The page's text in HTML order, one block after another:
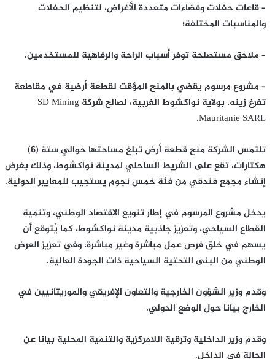
– قاعات حفلات وفضاءات متعددة الأغراض، لتنظيم الحفلات
والمناسبات المختلفة؛
– ملاحق مستصلحة توفر أسباب الراحة والرفاهية للمستخدمين.
– مشروع مرسوم يقضي بالمنح المؤقت لقطعة أرضية في مقاطعة
تفرغ زينه، بولاية نواكشوط الغربية، لصالح شركة SD Mining
Mauritanie SARL.
تلتمس الشركة منح قطعة أرض تبلغ مساحتها حوالي ستة (6)
هكتارات، تقع على الشريط الساحلي لمدينة نواكشوط، وذلك بغرض
إنشاء مجمع فندقي من فئة خمس نجوم يستجيب للمعايير الدولية.
يدخل مشروع المرسوم في إطار تنويع الاقتصاد الوطني، وتنمية
القطاع السياحي، وتعزيز جاذبية مدينة نواكشوط، كما يُتوقع أن
يسهم في خلق فرص عمل مباشرة وغير مباشرة، وفي تعزيز العرض
الوطني من البنى التحتية السياحية ذات الجودة العالية.
وقدم وزير الشؤون الخارجية والتعاون الإفريقي والموريتانيين في
الخارج بيانا حول الوضع الدولي.
وقدم وزير الداخلية وترقية اللامركزية والتنمية المحلية بيانا عن
الحالة في الداخل.